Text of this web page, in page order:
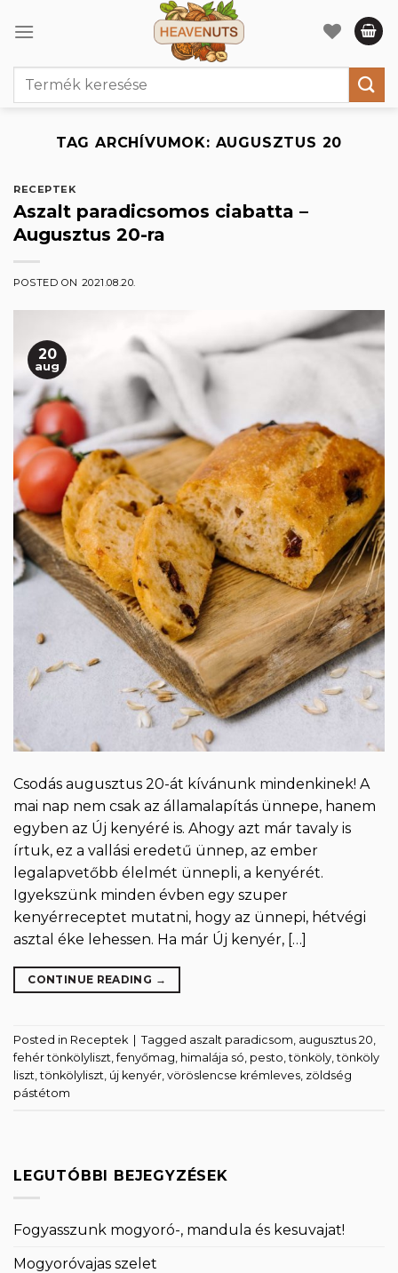
Keresés
TAG ARCHÍVUMOK: AUGUSZTUS 20
RECEPTEK
Aszalt paradicsomos ciabatta –
Augusztus 20-ra
POSTED ON 2021.08.20.
20
aug
Csodás augusztus 20-át kívánunk mindenkinek! A
mai nap nem csak az államalapítás ünnepe, hanem
egyben az Új kenyéré is. Ahogy azt már tavaly is
írtuk, ez a vallási eredetű ünnep, az ember
legalapvetőbb élelmét ünnepli, a kenyérét.
Igyekszünk minden évben egy szuper
kenyérreceptet mutatni, hogy az ünnepi, hétvégi
asztal éke lehessen. Ha már Új kenyér, […]
CONTINUE READING →
Posted in Receptek Tagged aszalt paradicsom, augusztus 20,
fehér tönkölyliszt,fenyőmag, himalája só, pesto,tönköly,tönköly
liszt,tönkölyliszt, új kenyér, vöröslencse krémleves, zöldség
pástétom
LEGUTÓBBI BEJEGYZÉSEK
Fogyasszunk mogyoró-, mandula és kesuvajat!
Mogyoróvajas szelet